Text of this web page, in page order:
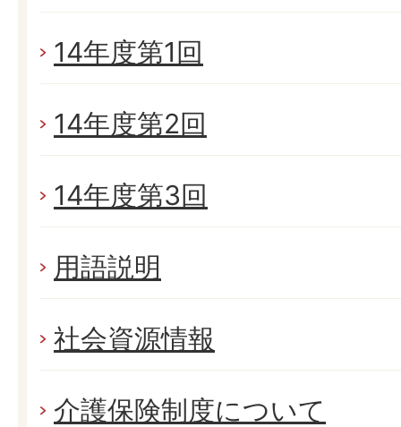
14年度第1回
14年度第2回
14年度第3回
用語説明
社会資源情報
介護保険制度について